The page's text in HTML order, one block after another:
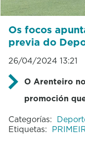
Os focos
previa do
26/04/2024 13:21
O Arenteiro
promoción
Categorías:
Etiquetas: